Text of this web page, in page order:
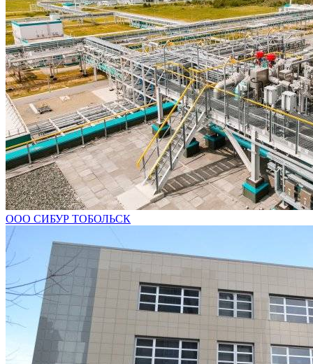
ООО СИБУР ТОБОЛЬСК